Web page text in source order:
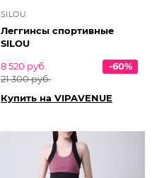
SILOU
Леггинсы спортивные
SILOU
8 520 руб.
21 300 руб.
-60%
Купить на VIPAVENUE